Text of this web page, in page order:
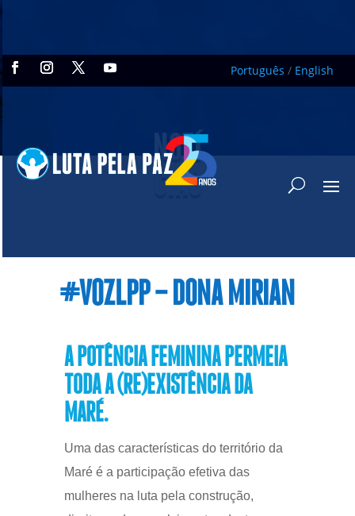
Português / English
NOTÍ
CIAS
#VOZLPP – DONA MIRIAN
A POTÊNCIA FEMININA PERMEIA
TODA A (RE)EXISTÊNCIA DA
MARÉ.
Uma das características do território da
Maré é a participação efetiva das
mulheres na luta pela construção,